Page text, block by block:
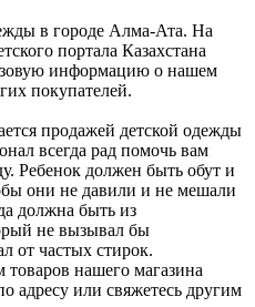
в городе Алма-Ата. На
портала Казахстана
информацию о нашем
покупателей.
продажей детской одежды
всегда рад помочь вам
Ребенок должен быть обут и
они не давили и не мешали
должна быть из
не вызывал бы
от частых стирок.
товаров нашего магазина
адресу или свяжетесь другим